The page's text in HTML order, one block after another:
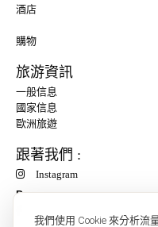
我們使用 Cookie 來分析流量並改善您的瀏覽體驗。您可以接
酒店
購物
旅游資訊
一般信息
國家信息
歐洲旅遊
跟著我們 :
Instagram
P